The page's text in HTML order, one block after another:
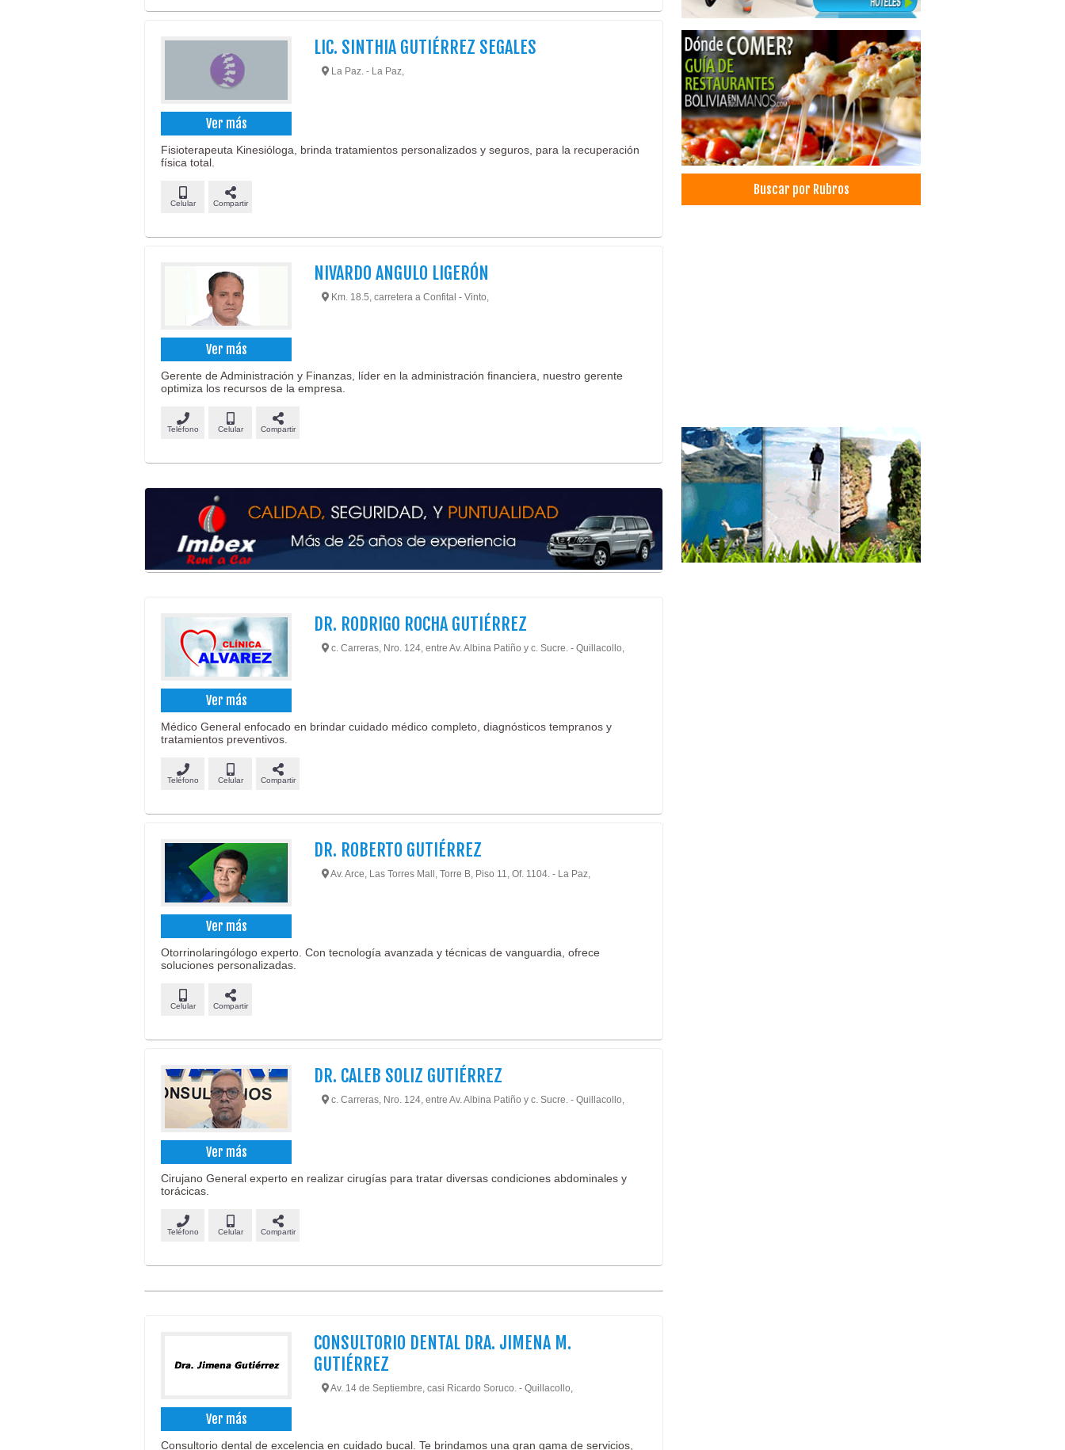
Ver más
LIC. SINTHIA GUTIÉRREZ SEGALES
La Paz. - La Paz,
Fisioterapeuta Kinesióloga, brinda tratamientos personalizados y seguros, para la recuperación
física total.
Celular Compartir
Ver más
NIVARDO ANGULO LIGERÓN
Km. 18.5, carretera a Confital - Vinto,
Gerente de Administración y Finanzas, líder en la administración financiera, nuestro gerente
optimiza los recursos de la empresa.
Teléfono Celular Compartir
Ver más
DR. RODRIGO ROCHA GUTIÉRREZ
c. Carreras, Nro. 124, entre Av. Albina Patiño y c. Sucre. - Quillacollo,
Médico General enfocado en brindar cuidado médico completo, diagnósticos tempranos y
tratamientos preventivos.
Teléfono Celular Compartir
Ver más
DR. ROBERTO GUTIÉRREZ
Av. Arce, Las Torres Mall, Torre B, Piso 11, Of. 1104. - La Paz,
Otorrinolaringólogo experto. Con tecnología avanzada y técnicas de vanguardia, ofrece
soluciones personalizadas.
Celular Compartir
Ver más
DR. CALEB SOLIZ GUTIÉRREZ
c. Carreras, Nro. 124, entre Av. Albina Patiño y c. Sucre. - Quillacollo,
Cirujano General experto en realizar cirugías para tratar diversas condiciones abdominales y
torácicas.
Teléfono Celular Compartir
Ver más
CONSULTORIO DENTAL DRA. JIMENA M.
GUTIÉRREZ
Av. 14 de Septiembre, casi Ricardo Soruco. - Quillacollo,
Consultorio dental de excelencia en cuidado bucal. Te brindamos una gran gama de servicios,
Endodoncia
Implantes dentales
Médicos Odontólogos
Odontología Integral
Odontopediatría
Ortodoncia
Periodoncia
Buscar por Rubros